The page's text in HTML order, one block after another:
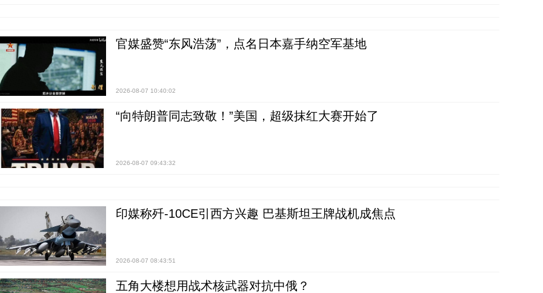
官媒盛赞“东风浩荡”，点名日本嘉手纳空军基地
2026-08-07 10:40:02
“向特朗普同志致敬！”美国，超级抹红大赛开始了
2026-08-07 09:43:32
印媒称歼-10CE引西方兴趣 巴基斯坦王牌战机成焦点
2026-08-07 08:43:51
五角大楼想用战术核武器对抗中俄？